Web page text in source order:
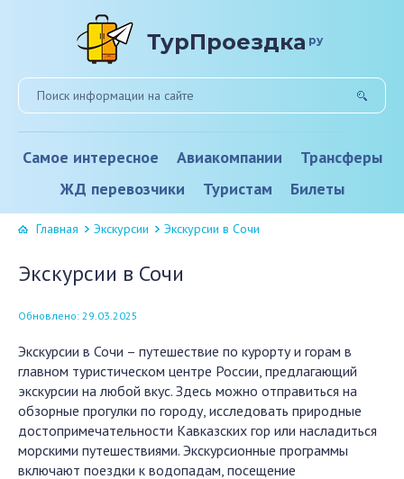
ТурПроездка ру
Самое интересное Авиакомпании
Трансферы
ЖД перевозчики
Туристам Билеты
Главная Экскурсии Экскурсии в Сочи
Экскурсии в Сочи
Обновлено: 29.03.2025
Экскурсии в Сочи – путешествие по курорту и горам в
главном туристическом центре России, предлагающий
экскурсии на любой вкус. Здесь можно отправиться на
обзорные прогулки по городу, исследовать природные
достопримечательности Кавказских гор или насладиться
морскими путешествиями. Экскурсионные программы
включают поездки к водопадам, посещение